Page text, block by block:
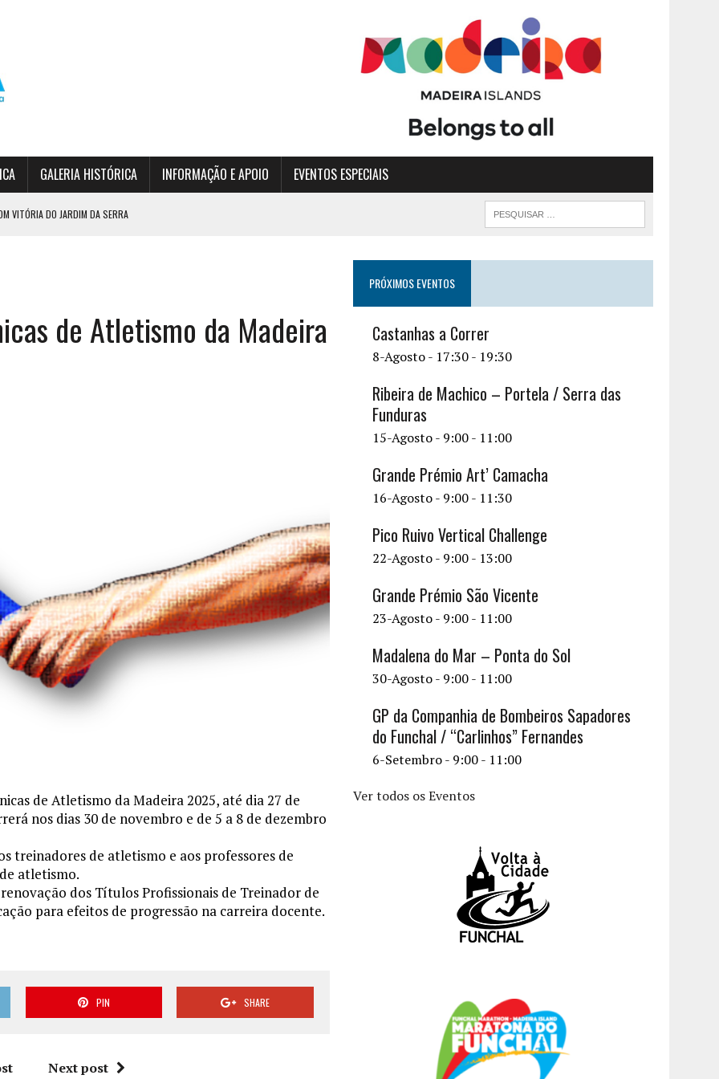
GALERIA HISTÓRICA INFORMAÇÃO E APOIO EVENTOS ESPECIAIS
VITÓRIA DO JARDIM DA SERRA
de Atletismo da Madeira
de Atletismo da Madeira 2025, até dia 27 de
nos dias 30 de novembro e de 5 a 8 de dezembro
treinadores de atletismo e aos professores de
atletismo.
dos Títulos Profissionais de Treinador de
para efeitos de progressão na carreira docente.
PIN SHARE
Next post
PRÓXIMOS EVENTOS
Castanhas a Correr
8-Agosto - 17:30- 19:30
Ribeira de Machico – Portela / Serra das
Funduras
15-Agosto - 9:00- 11:00
Grande Prémio Art’ Camacha
16-Agosto - 9:00- 11:30
Pico Ruivo Vertical Challenge
22-Agosto - 9:00- 13:00
Grande Prémio São Vicente
23-Agosto - 9:00- 11:00
Madalena do Mar – Ponta do Sol
30-Agosto - 9:00- 11:00
GP da Companhia de Bombeiros Sapadores
do Funchal / “Carlinhos” Fernandes
6-Setembro - 9:00- 11:00
Ver todos os Eventos